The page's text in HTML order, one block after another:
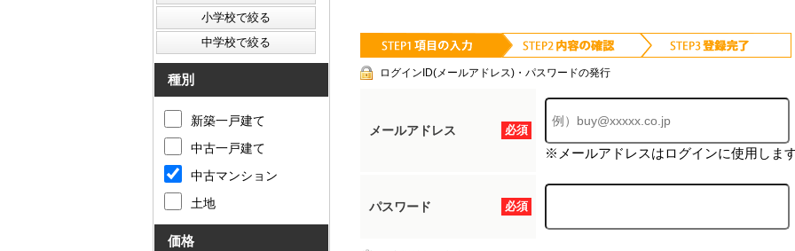
ログインID(メールアドレス)・パスワードの発行
必須
メールアドレス
※メールアドレスはログインに使用します
必須
パスワード
種別
新築一戸建て
中古一戸建て
中古マンション
土地
価格